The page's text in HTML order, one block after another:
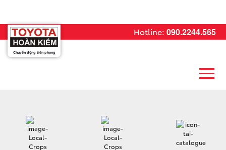
Hotline: 090.2244.565
Chuyển động tiên phong